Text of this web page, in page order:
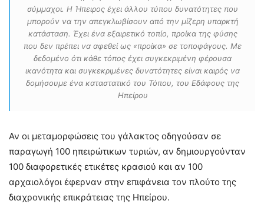
σύμμαχοι. Η Ήπειρος έχει άλλου τύπου δυνατότητες που
μπορούν να την απεγκλωβίσουν από την μίζερη υπαρκτή
κατάσταση. Έχει ένα εξαιρετικό τοπίο, προίκα της φύσης
που δεν πρέπει να αφεθεί ως «προίκα» σε τοποφάγους. Με
δεδομένο ότι κάθε τόπος έχει συγκεκριμένη φέρουσα
ικανότητα και συγκεκριμένες δυνατότητες είναι καιρός να
δομήσουμε ένα καταστατικό του Τόπου, του Εδάφους της
Ηπείρου
Αν οι μεταμορφώσεις του γάλακτος οδηγούσαν σε
παραγωγή 100 ηπειρώτικων τυριών, αν δημιουργούνταν
100 διαφορετικές ετικέτες κρασιού και αν 100
αρχαιολόγοι έφερναν στην επιφάνεια τον πλούτο της
διαχρονικής επικράτειας της Ηπείρου.